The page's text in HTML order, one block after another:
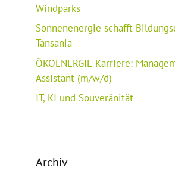
Windparks
Sonnenenergie schafft
Tansania
ÖKOENERGIE Karriere:
Assistant (m/w/d)
IT, KI und Souveränität
Archiv